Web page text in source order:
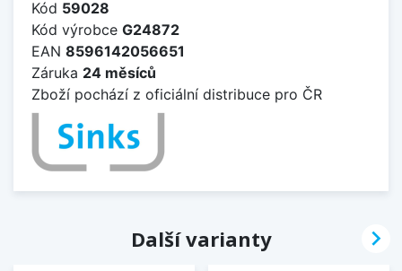
Kód 59028
Kód výrobce G24872
EAN 8596142056651
Záruka 24 měsíců
Zboží pochází z oficiální distribuce pro ČR
Další varianty 